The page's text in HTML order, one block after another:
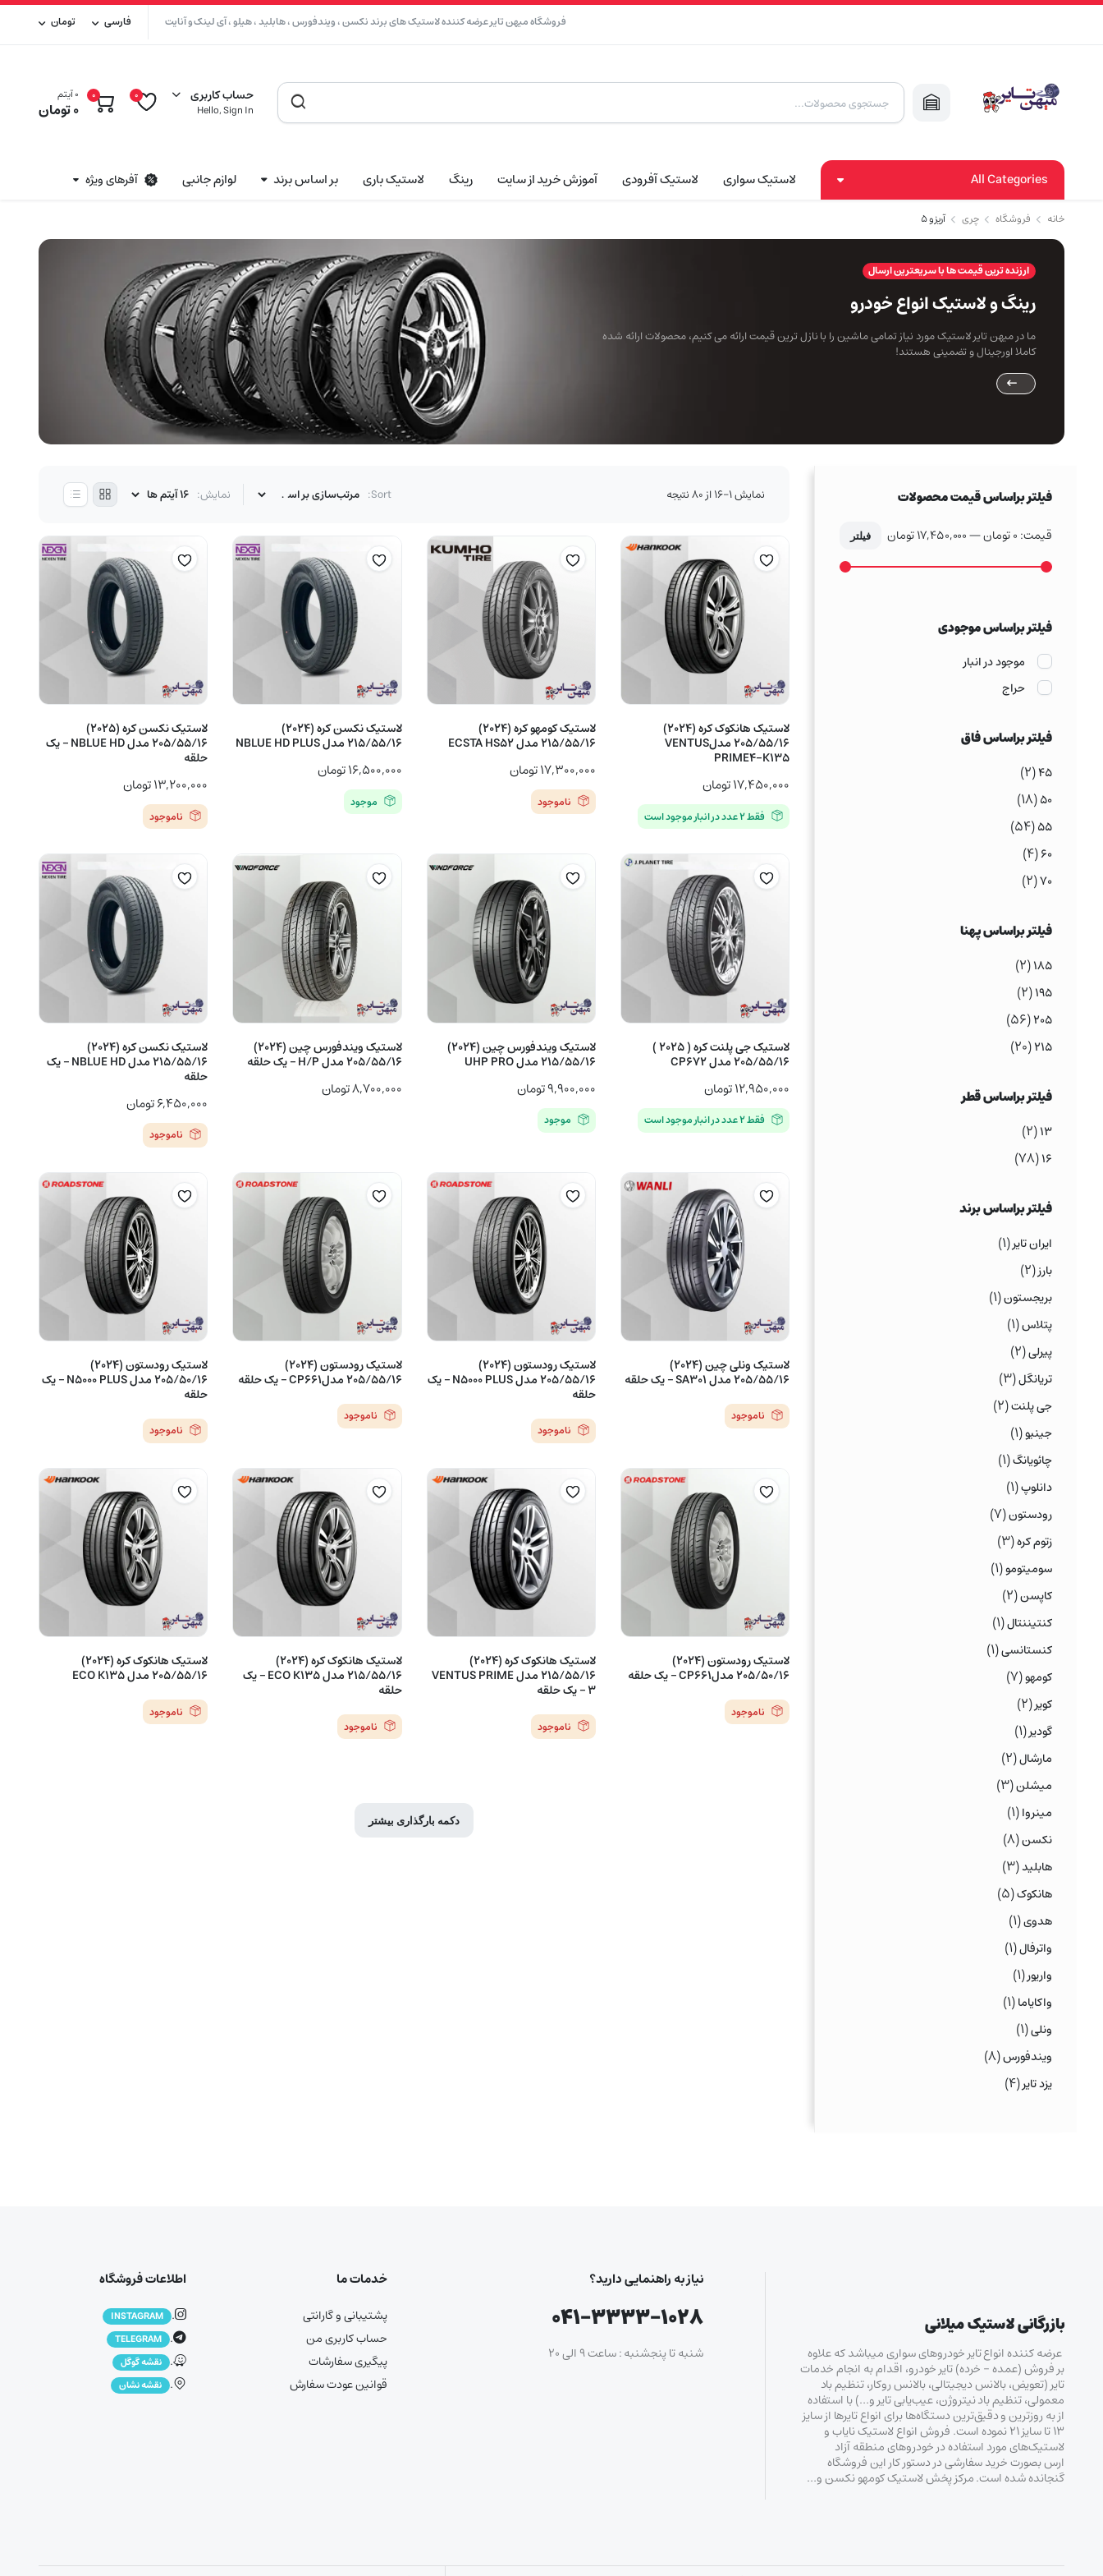
فروشگاه میهن تایر عرضه کننده لاستیک های برند نکسن ، ویندفورس ، هابلید ، هیلو ، آی لینک و آنایت فارسی تومان
Products
search
حساب کاربری
Hello, Sign In
0
0 0 آیتم
0تومان
All Categories لاستیک سواری لاستیک آفرودی آموزش خرید از سایت رینگ لاستیک باری بر اساس برند لوازم جانبی آفرهای ویژه
خانه فروشگاه چری آریزو ۵
ارزنده ترین قیمت ها با سریعترین ارسال
رینگ و لاستیک انواع خودرو
ما در میهن تایر لاستیک مورد نیاز تمامی ماشین را با نازل ترین قیمت ارائه می کنیم، محصولات ارائه شده
کاملا اورجینال و تضمینی هستند!
نمایش 1–16 از 80 نتیجه
قیمت:
زیاد
Sort: نمایش:
لاستیک هانکوک کره (2024)
205/55/16 مدلVENTUS
PRIME4-K135
۱۷,۴۵۰,۰۰۰تومان
فقط ۲ عدد در انبار موجود است
لاستیک کومهو کره (2024)
215/55/16 مدل ECSTA HS52
۱۷,۳۰۰,۰۰۰تومان
ناموجود
لاستیک نکسن کره (2024)
215/55/16 مدل NBLUE HD PLUS
۱۶,۵۰۰,۰۰۰تومان
موجود
لاستیک نکسن کره (2025)
205/55/16 مدل NBLUE HD – یک
حلقه
۱۳,۲۰۰,۰۰۰تومان
ناموجود
لاستیک جی پلنت کره ( 2025 )
205/55/16 مدل CP672
۱۲,۹۵۰,۰۰۰تومان
فقط ۲ عدد در انبار موجود است
لاستیک ویندفورس چین (2024)
215/55/16 مدل UHP PRO
۹,۹۰۰,۰۰۰تومان
موجود
لاستیک ویندفورس چین (2024)
205/55/16 مدل H/P – یک حلقه
۸,۷۰۰,۰۰۰تومان
لاستیک نکسن کره (2024)
215/55/16 مدل NBLUE HD – یک
حلقه
۶,۴۵۰,۰۰۰تومان
ناموجود
لاستیک ونلی چین (2024)
205/55/16 مدل SA301 – یک حلقه
ناموجود
لاستیک رودستون (2024)
205/55/16 مدل N5000 PLUS – یک
حلقه
ناموجود
لاستیک رودستون (2024)
205/55/16 مدلCP661 – یک حلقه
ناموجود
لاستیک رودستون (2024)
205/50/16 مدل N5000 PLUS – یک
حلقه
ناموجود
لاستیک رودستون (2024)
205/50/16 مدلCP661 – یک حلقه
ناموجود
لاستیک هانکوک کره (2024)
215/55/16 مدل VENTUS PRIME
3 – یک حلقه
ناموجود
لاستیک هانکوک کره (2024)
215/55/16 مدل ECO K135 – یک
حلقه
ناموجود
لاستیک هانکوک کره (2024)
205/55/16 مدل ECO K135
ناموجود
دکمه بارگذاری بیشتر
فیلتر براساس قیمت محصولات
قیمت
قیمت
فیلتر قیمت: 0 تومان —17,450,000 تومان
فیلتر براساس موجودی
موجود در انبار
حراج
فیلتر براساس فاق
۴۵(۲)
۵۰(۱۸)
۵۵(۵۴)
۶۰(۴)
۷۰(۲)
فیلتر براساس پهنا
۱۸۵(۲)
۱۹۵(۲)
۲۰۵(۵۶)
۲۱۵(۲۰)
فیلتر براساس قطر
۱۳(۲)
۱۶(۷۸)
فیلتر براساس برند
ایران تایر(۱)
بارز(۲)
بریجستون(۱)
پتلاس(۱)
پیرلی(۲)
تریانگل(۳)
جی پلنت(۲)
جینیو(۱)
چائویانگ(۱)
دانلوپ(۱)
رودستون(۷)
زتوم کره(۳)
سومیتومو(۱)
کاپسن(۲)
کنتیننتال(۱)
کنستانسی(۱)
کومهو(۷)
کویر(۲)
گودیر(۱)
مارشال(۲)
میشلن(۳)
مینروا(۱)
نکسن(۸)
هابلید(۳)
هانکوک(۵)
هدوی(۱)
واترفال(۱)
واریور(۱)
واکایاما(۱)
ونلی(۱)
ویندفورس(۸)
یزد تایر(۴)
بازرگانی لاستیک میلانی
عرضه کننده انواع تایر خودروهای سواری میباشد که علاوه
بر فروش (عمده – خرده‌) تایر خودرو، اقدام به انجام خدمات
تایر (تعویض، بالانس دیجیتالی، بالانس روکار، تنظیم باد
معمولی، تنظیم باد نیتروژن، عیب‌یابی تایر و…) با استفاده
از به روزترین و دقیق‌ترین دستگاه‌ها برای انواع تایرها از سایز
۱۳ تا سایز ۲۱ نموده است. فروش انواع لاستیک‌ نایاب و
لاستیک‌های مورد استفاده در خودروهای منطقه آزاد
ارس بصورت خرید سفارشی در دستور کار این فروشگاه
گنجانده شده است. مرکز پخش لاستیک کومهو نکسن و…
نیاز به راهنمایی دارید؟
۰۴۱-۳۳۳۳-۱۰۲۸
شنبه تا پنجشنبه : ساعت ۹ الی ۲۰
خدمات ما
پشتیبانی و گارانتی
حساب کاربری من
پیگیری سفارشات
قوانین عودت سفارش
اطلاعات فروشگاه
.
INSTAGRAM
.
TELEGRAM
. نقشه گوگل
. نقشه نشان